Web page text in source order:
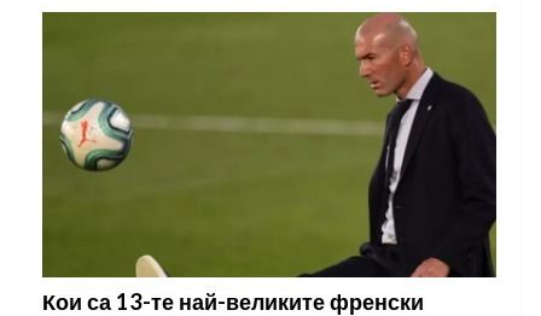
Кои са 13-те най-великите френски